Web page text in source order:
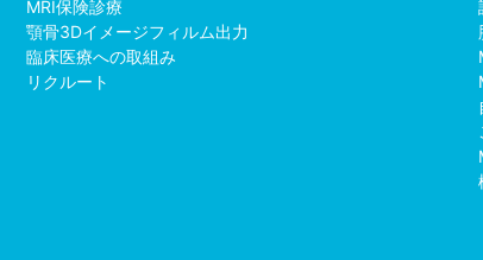
MRI保険診療
顎骨3Dイメージフィルム出力
臨床医療への取組み
リクルート